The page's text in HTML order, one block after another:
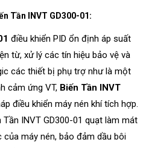
Tần INVT GD300-01:
điều khiển PID ổn định áp suất
từ, xử lý các tín hiệu bảo vệ và
các thiết bị phụ trợ như là một
cảm ứng VT, Biến Tần INVT
điều khiển máy nén khí tích hợp.
Tần INVT GD300-01 quạt làm mát
máy nén, bảo đảm dầu bôi